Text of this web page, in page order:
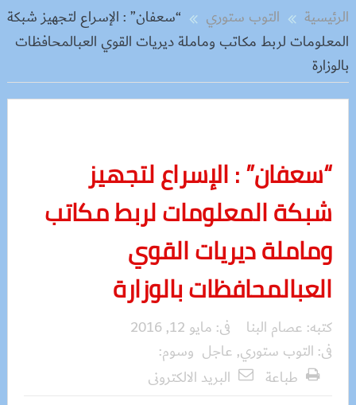
الرئيسية التوب ستوري
“سعفان” : الإسراع لتجهيز شبكة
المعلومات لربط مكاتب وماملة ديريات القوي العبالمحافظات
بالوزارة
“سعفان” : الإسراع لتجهيز
شبكة المعلومات لربط مكاتب
وماملة ديريات القوي
العبالمحافظات بالوزارة
كتبه: عصام البنا فى: مايو 12, 2016
فى: التوب ستوري, عاجل وسوم:
طباعة
البريد الالكترونى